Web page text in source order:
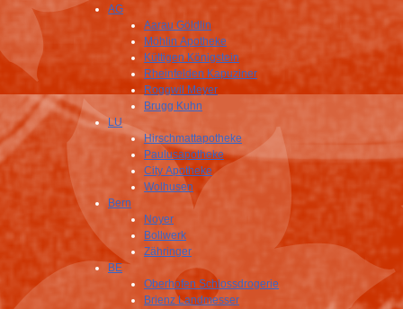
AG
Aarau Göldlin
Möhlin Apotheke
Küttigen Königstein
Rheinfelden Kapuziner
Roggwil Meyer
Brugg Kuhn
LU
Hirschmattapotheke
Paulusapotheke
City Apotheke
Wolhusen
Bern
Noyer
Bollwerk
Zähringer
BE
Oberhofen Schlossdrogerie
Brienz Landmesser